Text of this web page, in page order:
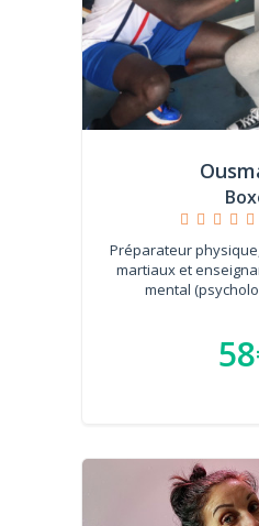
Préparateur
martiaux et
mental